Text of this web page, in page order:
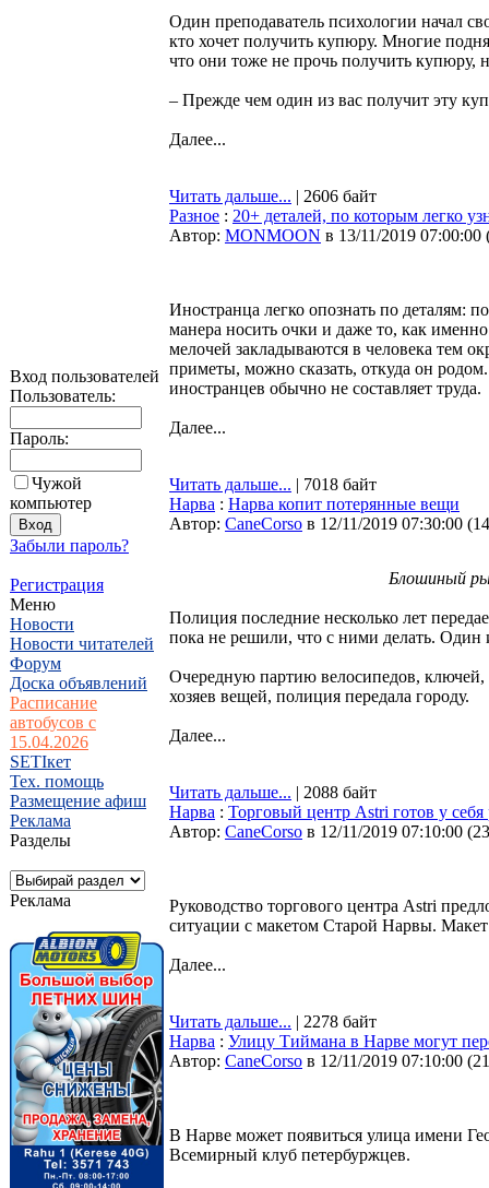
Вход пользователей
Пользователь:
Пароль:
Чужой
компьютер
Забыли пароль?
Регистрация
Меню
Новости
Новости читателей
Форум
Доска объявлений
Расписание
автобусов с
15.04.2026
SETIкет
Тех. помощь
Размещение афиш
Реклама
Разделы
Реклама
Один преподаватель психологии начал
кто хочет получить купюру. Многие
что они тоже не прочь получить купюру,
– Прежде чем один из вас получит эту
Далее...
Читать дальше... | 2606 байт
Разное : 20+ деталей, по которым легко
Автор: MONMOON в 13/11/2019 07:00:00
Иностранца легко опознать по деталям:
манера носить очки и даже то, как
мелочей закладываются в человека тем
приметы, можно сказать, откуда он родом.
иностранцев обычно не составляет труда.
Далее...
Читать дальше... | 7018 байт
Нарва : Нарва копит потерянные вещи
Автор: CaneCorso в 12/11/2019 07:30:00 (
Блошиный
Полиция последние несколько лет
пока не решили, что с ними делать. Один
Очередную партию велосипедов,
хозяев вещей, полиция передала городу.
Далее...
Читать дальше... | 2088 байт
Нарва : Торговый центр Astri готов у
Автор: CaneCorso в 12/11/2019 07:10:00 (
Руководство торгового центра Astri
ситуации с макетом Старой Нарвы.
Далее...
Читать дальше... | 2278 байт
Нарва : Улицу Тиймана в Нарве могут
Автор: CaneCorso в 12/11/2019 07:10:00 (
В Нарве может появиться улица имени
Всемирный клуб петербуржцев.